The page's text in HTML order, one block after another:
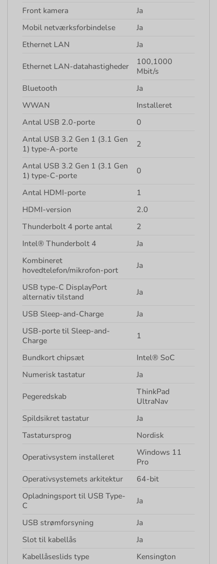
Front kamera
Ja
Mobil netværksforbindelse
Ja
Ethernet LAN
Ja
Ethernet LAN-datahastigheder
100,1000
Mbit/s
Bluetooth
Ja
WWAN
Installeret
Antal USB 2.0-porte
0
Antal USB 3.2 Gen 1 (3.1 Gen
1) type-A-porte
2
Antal USB 3.2 Gen 1 (3.1 Gen
1) type-C-porte
0
Antal HDMI-porte
1
HDMI-version
2.0
Thunderbolt 4 porte antal
2
Intel® Thunderbolt 4
Ja
Kombineret
hovedtelefon/mikrofon-port
Ja
USB type-C DisplayPort
alternativ tilstand
Ja
USB Sleep-and-Charge
Ja
USB-porte til Sleep-and-
Charge
1
Bundkort chipsæt
Intel® SoC
Numerisk tastatur
Ja
Pegeredskab
ThinkPad
UltraNav
Spildsikret tastatur
Ja
Tastatursprog
Nordisk
Operativsystem installeret
Windows 11
Pro
Operativsystemets arkitektur
64-bit
Opladningsport til USB Type-
C
Ja
USB strømforsyning
Ja
Slot til kabellås
Ja
Kabellåseslids type
Kensington